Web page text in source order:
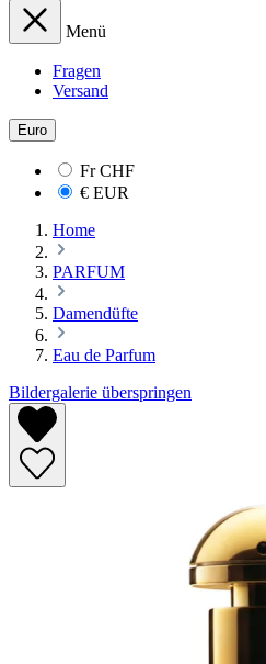
Menü
Fragen
Versand
Euro
FrCHF
€ EUR
Home
PARFUM
Damendüfte
Eau de Parfum
Bildergalerie überspringen